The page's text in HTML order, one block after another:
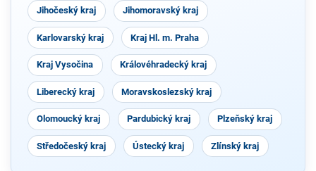
Jihočeský kraj Jihomoravský kraj
Karlovarský kraj Kraj Hl. m. Praha
Kraj Vysočina Královéhradecký kraj
Liberecký kraj Moravskoslezský kraj
Olomoucký kraj Pardubický kraj Plzeňský kraj
Středočeský kraj Ústecký kraj Zlínský kraj